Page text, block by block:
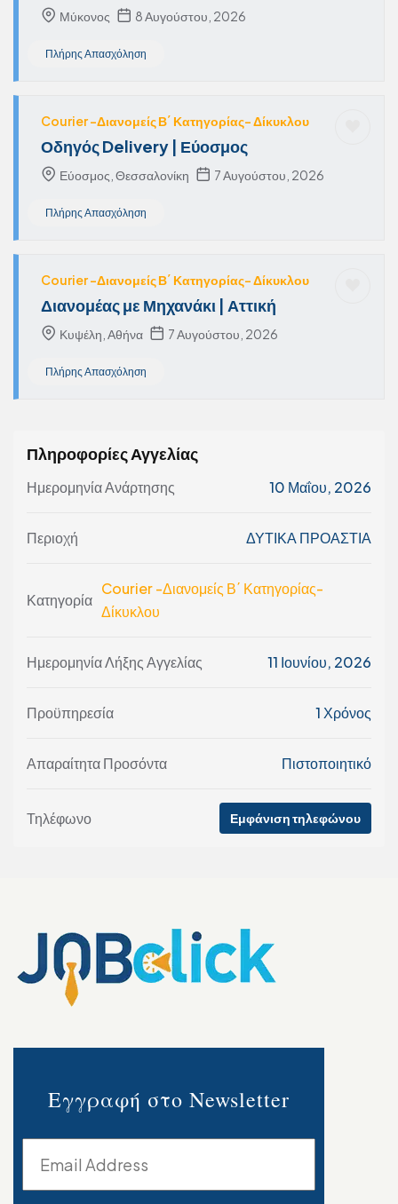
Μύκονος 8 Αυγούστου, 2026
Πλήρης Απασχόληση
Courier -Διανομείς Β΄ Κατηγορίας- Δίκυκλου
Οδηγός Delivery | Εύοσμος
Εύοσμος, Θεσσαλονίκη 7 Αυγούστου, 2026
Πλήρης Απασχόληση
Courier -Διανομείς Β΄ Κατηγορίας- Δίκυκλου
Διανομέας με Μηχανάκι | Αττική
Κυψέλη, Αθήνα 7 Αυγούστου, 2026
Πλήρης Απασχόληση
Πληροφορίες Αγγελίας
Ημερομηνία Ανάρτησης 10 Μαΐου, 2026
Περιοχή ΔΥΤΙΚΑ ΠΡΟΑΣΤΙΑ
Κατηγορία
Courier -Διανομείς Β΄ Κατηγορίας-
Δίκυκλου
Ημερομηνία Λήξης Αγγελίας 11 Ιουνίου, 2026
Προϋπηρεσία 1 Χρόνος
Απαραίτητα Προσόντα Πιστοποιητικό
Τηλέφωνο Εμφάνιση τηλεφώνου
Εγγραφή στο Newsletter